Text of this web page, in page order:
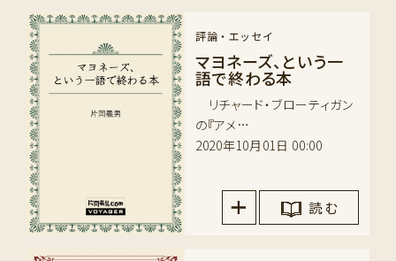
評論・エッセイ
マヨネーズ、という一
語で終わる本
リチャード・ブローティガン
の『アメ…
2020年10月01日 00:00
読 む